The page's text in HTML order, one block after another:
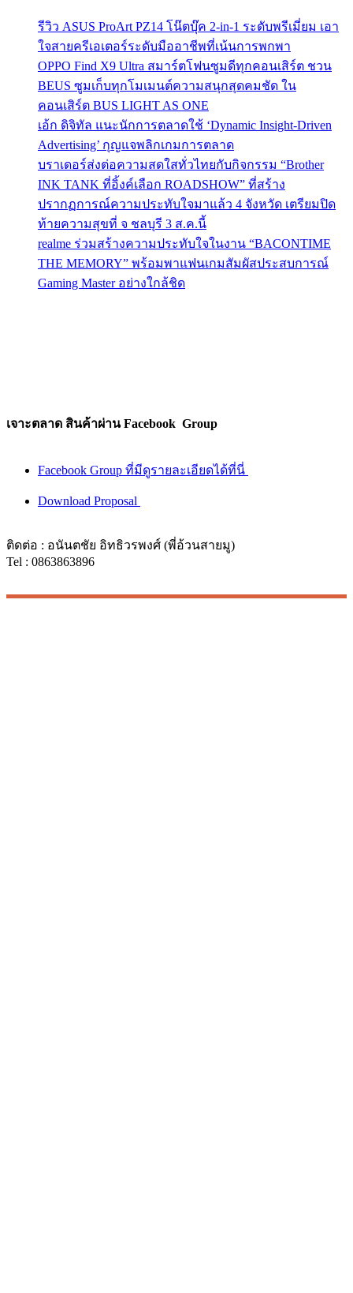
รีวิว ASUS ProArt PZ14 โน๊ตบุ๊ค 2-in-1 ระดับพรีเมี่ยม เอา
ใจสายครีเอเตอร์ระดับมืออาชีพที่เน้นการพกพา
OPPO Find X9 Ultra สมาร์ตโฟนซูมดีทุกคอนเสิร์ต ชวน
BEUS ซูมเก็บทุกโมเมนต์ความสนุกสุดคมชัด ใน
คอนเสิร์ต BUS LIGHT AS ONE
เอ้ก ดิจิทัล แนะนักการตลาดใช้ ‘Dynamic Insight-Driven
Advertising’ กุญแจพลิกเกมการตลาด
บราเดอร์ส่งต่อความสดใสทั่วไทยกับกิจกรรม “Brother
INK TANK ที่อิ้งค์เลือก ROADSHOW” ที่สร้าง
ปรากฏการณ์ความประทับใจมาแล้ว 4 จังหวัด เตรียมปิด
ท้ายความสุขที่ จ ชลบุรี 3 ส.ค.นี้
realme ร่วมสร้างความประทับใจในงาน “BACONTIME
THE MEMORY” พร้อมพาแฟนเกมสัมผัสประสบการณ์
Gaming Master อย่างใกล้ชิด
เจาะตลาด สินค้าผ่าน Facebook Group
Facebook Group ที่มีดูรายละเอียดได้ที่นี่
Download Proposal
ติดต่อ : อนันตชัย อิทธิวรพงศ์ (พี่อ้วนสายมู)
Tel : 0863863896